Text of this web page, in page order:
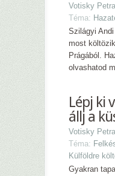
Votisky Petra
Téma:
Szilágyi
most
Prágából.
olvashatod
Lépj ki
állj a
Votisky Petra
Téma:
Külföldre
Gyakran